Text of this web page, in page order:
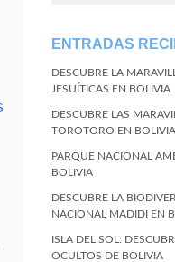
ENTRADAS
DESCUBRE LA
JESUÍTICAS EN BOLIVIA
DESCUBRE LAS
TOROTORO EN BOLIVIA
PARQUE NACIONAL
BOLIVIA
DESCUBRE LA
NACIONAL MADIDI EN
ISLA DEL SOL:
OCULTOS DE BOLIVIA